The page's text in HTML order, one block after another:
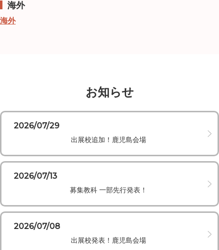
海外
海外
お知らせ
2026/07/29
出展校追加！鹿児島会場
2026/07/13
募集教科 一部先行発表！
2026/07/08
出展校発表！鹿児島会場